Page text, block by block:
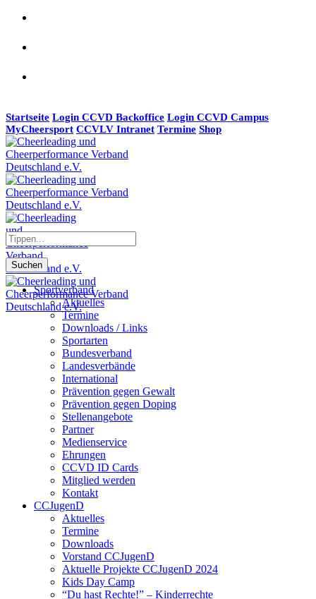
Startseite Login CCVD Backoffice Login CCVD Campus
MyCheersport CCVLV Intranet Termine Shop
Suchen
Sportverband
Aktuelles
Termine
Downloads / Links
Sportarten
Bundesverband
Landesverbände
International
Prävention gegen Gewalt
Prävention gegen Doping
Stellenangebote
Partner
Medienservice
Ehrungen
CCVD ID Cards
Mitglied werden
Kontakt
CCJugenD
Aktuelles
Termine
Downloads
Vorstand CCJugenD
Aktuelle Projekte CCJugenD 2024
Kids Day Camp
“Du hast Rechte!” – Kinderrechte